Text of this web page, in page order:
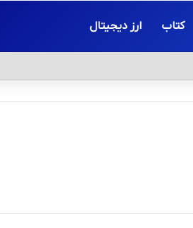
کتاب ارز دیجیتال